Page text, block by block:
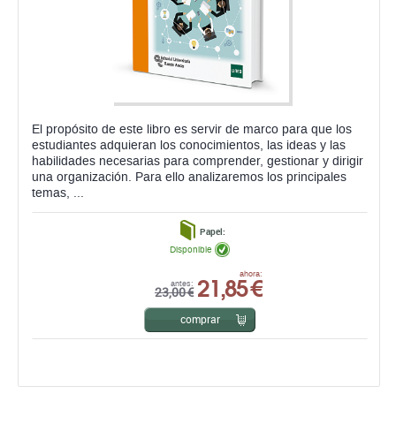
El propósito de este libro es servir de marco para que los
estudiantes adquieran los conocimientos, las ideas y las
habilidades necesarias para comprender, gestionar y dirigir
una organización. Para ello analizaremos los principales
temas, ...
Papel:
antes:
23,00 €
ahora:
21,85 €
Disponible
comprar